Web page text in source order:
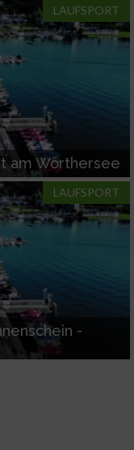
LAUFSPORT
am Wörthersee
LAUFSPORT
-